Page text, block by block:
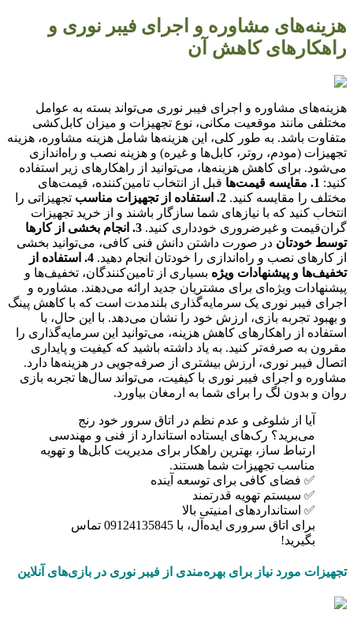
هزینه‌های مشاوره و اجرای فیبر نوری و
راهکارهای کاهش آن
هزینه‌های مشاوره و اجرای فیبر نوری می‌تواند بسته به عوامل
مختلفی مانند موقعیت مکانی، نوع تجهیزات و میزان کابل‌کشی
متفاوت باشد. به طور کلی، این هزینه‌ها شامل هزینه مشاوره، هزینه
تجهیزات (مودم، روتر، کابل‌ها و غیره) و هزینه نصب و راه‌اندازی
می‌شود. برای کاهش هزینه‌ها، می‌توانید از راهکارهای زیر استفاده
کنید: 1. مقایسه قیمت‌ها
قبل از انتخاب تامین‌کننده، قیمت‌های
مختلف را مقایسه کنید. 2. استفاده از تجهیزات مناسب
تجهیزاتی را
انتخاب کنید که با نیازهای شما سازگار باشند و از خرید تجهیزات
گران‌قیمت و غیرضروری خودداری کنید.
3. انجام بخشی از کارها
توسط خودتان در صورت داشتن دانش فنی کافی، می‌توانید بخشی
از کارهای نصب و راه‌اندازی را خودتان انجام دهید.
4. استفاده از
تخفیف‌ها و پیشنهادات ویژه بسیاری از تامین‌کنندگان، تخفیف‌ها و
پیشنهادات ویژه‌ای برای مشتریان جدید ارائه می‌دهند. مشاوره و
اجرای فیبر نوری یک سرمایه‌گذاری بلندمدت است که با کاهش پینگ
و بهبود تجربه بازی، ارزش خود را نشان می‌دهد. با این حال، با
استفاده از راهکارهای کاهش هزینه، می‌توانید این سرمایه‌گذاری را
مقرون به صرفه‌تر کنید. به یاد داشته باشید که کیفیت و پایداری
اتصال فیبر نوری، ارزش بیشتری از صرفه‌جویی در هزینه‌ها دارد.
مشاوره و اجرای فیبر نوری با کیفیت، می‌تواند سال‌ها تجربه بازی
روان و بدون لگ را برای شما به ارمغان بیاورد.
آیا از شلوغی و عدم نظم در اتاق سرور خود رنج
می‌برید؟ رک‌های ایستاده استاندارد از فنی و مهندسی
ارتباط ساز، بهترین راهکار برای مدیریت کابل‌ها و تهویه
مناسب تجهیزات شما هستند.
✅ فضای کافی برای توسعه آینده
✅ سیستم تهویه قدرتمند
✅ استانداردهای امنیتی بالا
برای اتاق سروری ایده‌آل، با 09124135845 تماس
بگیرید!
تجهیزات مورد نیاز برای بهره‌مندی از فیبر نوری در بازی‌های آنلاین